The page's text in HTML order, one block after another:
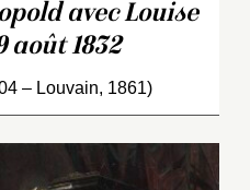
avec Louise
août 1832
– Louvain, 1861)